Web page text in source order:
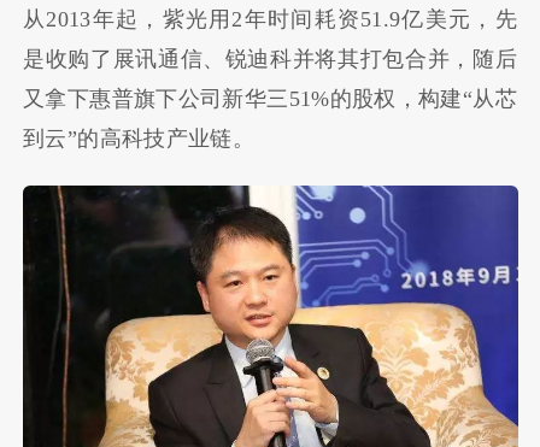
从2013年起，紫光用2年时间耗资51.9亿美元，先
是收购了展讯通信、锐迪科并将其打包合并，随后
又拿下惠普旗下公司新华三51%的股权，构建“从芯
到云”的高科技产业链。